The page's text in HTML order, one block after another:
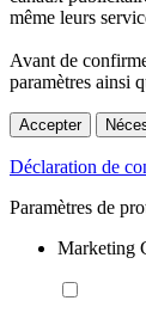
même leurs
Avant de
paramètres ainsi
Accepter
Déclaration de
Paramètres de
Marketing